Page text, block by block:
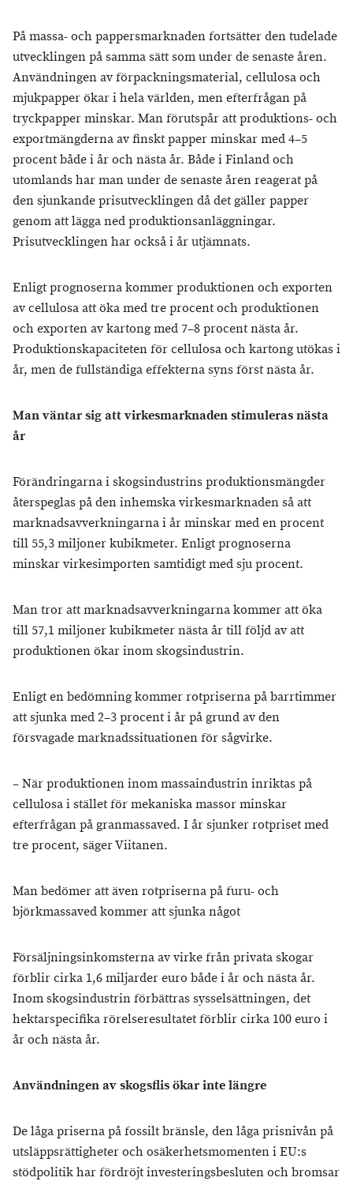
På massa- och pappersmarknaden fortsätter den tudelade
utvecklingen på samma sätt som under de senaste åren.
Användningen av förpackningsmaterial, cellulosa och
mjukpapper ökar i hela världen, men efterfrågan på
tryckpapper minskar. Man förutspår att produktions- och
exportmängderna av finskt papper minskar med 4–5
procent både i år och nästa år. Både i Finland och
utomlands har man under de senaste åren reagerat på
den sjunkande prisutvecklingen då det gäller papper
genom att lägga ned produktionsanläggningar.
Prisutvecklingen har också i år utjämnats.
Enligt prognoserna kommer produktionen och exporten
av cellulosa att öka med tre procent och produktionen
och exporten av kartong med 7–8 procent nästa år.
Produktionskapaciteten för cellulosa och kartong utökas i
år, men de fullständiga effekterna syns först nästa år.
Man väntar sig att virkesmarknaden stimuleras nästa
år
Förändringarna i skogsindustrins produktionsmängder
återspeglas på den inhemska virkesmarknaden så att
marknadsavverkningarna i år minskar med en procent
till 55,3 miljoner kubikmeter. Enligt prognoserna
minskar virkesimporten samtidigt med sju procent.
Man tror att marknadsavverkningarna kommer att öka
till 57,1 miljoner kubikmeter nästa år till följd av att
produktionen ökar inom skogsindustrin.
Enligt en bedömning kommer rotpriserna på barrtimmer
att sjunka med 2–3 procent i år på grund av den
försvagade marknadssituationen för sågvirke.
– När produktionen inom massaindustrin inriktas på
cellulosa i stället för mekaniska massor minskar
efterfrågan på granmassaved. I år sjunker rotpriset med
tre procent, säger Viitanen.
Man bedömer att även rotpriserna på furu- och
björkmassaved kommer att sjunka något
Försäljningsinkomsterna av virke från privata skogar
förblir cirka 1,6 miljarder euro både i år och nästa år.
Inom skogsindustrin förbättras sysselsättningen, det
hektarspecifika rörelseresultatet förblir cirka 100 euro i
år och nästa år.
Användningen av skogsflis ökar inte längre
De låga priserna på fossilt bränsle, den låga prisnivån på
utsläppsrättigheter och osäkerhetsmomenten i EU:s
stödpolitik har fördröjt investeringsbesluten och bromsar